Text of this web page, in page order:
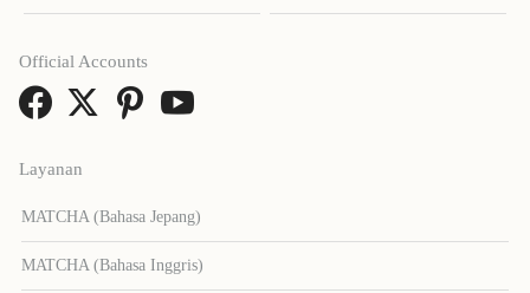
Layanan
MATCHA (Bahasa Jepang)
MATCHA (Bahasa Inggris)
Official Accounts